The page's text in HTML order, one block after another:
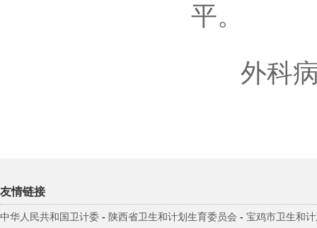
平。
外科病
友情链接
中华人民共和国卫计委 - 陕西省卫生和计划生育委员会 - 宝鸡市卫生和